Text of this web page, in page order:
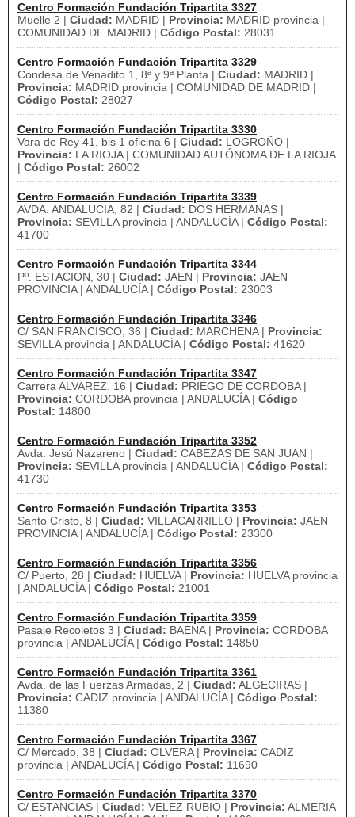
Centro Formación Fundación Tripartita 3327
Muelle 2 | Ciudad: MADRID | Provincia: MADRID provincia |
COMUNIDAD DE MADRID | Código Postal: 28031
Centro Formación Fundación Tripartita 3329
Condesa de Venadito 1, 8ª y 9ª Planta | Ciudad: MADRID |
Provincia: MADRID provincia | COMUNIDAD DE MADRID |
Código Postal: 28027
Centro Formación Fundación Tripartita 3330
Vara de Rey 41, bis 1 oficina 6 | Ciudad: LOGROÑO |
Provincia: LA RIOJA | COMUNIDAD AUTÓNOMA DE LA RIOJA
| Código Postal: 26002
Centro Formación Fundación Tripartita 3339
AVDA. ANDALUCIA, 82 | Ciudad: DOS HERMANAS |
Provincia: SEVILLA provincia | ANDALUCÍA | Código Postal:
41700
Centro Formación Fundación Tripartita 3344
Pº. ESTACION, 30 | Ciudad: JAEN | Provincia: JAEN
PROVINCIA | ANDALUCÍA | Código Postal: 23003
Centro Formación Fundación Tripartita 3346
C/ SAN FRANCISCO, 36 | Ciudad: MARCHENA | Provincia:
SEVILLA provincia | ANDALUCÍA | Código Postal: 41620
Centro Formación Fundación Tripartita 3347
Carrera ALVAREZ, 16 | Ciudad: PRIEGO DE CORDOBA |
Provincia: CORDOBA provincia | ANDALUCÍA | Código
Postal: 14800
Centro Formación Fundación Tripartita 3352
Avda. Jesú Nazareno | Ciudad: CABEZAS DE SAN JUAN |
Provincia: SEVILLA provincia | ANDALUCÍA | Código Postal:
41730
Centro Formación Fundación Tripartita 3353
Santo Cristo, 8 | Ciudad: VILLACARRILLO | Provincia: JAEN
PROVINCIA | ANDALUCÍA | Código Postal: 23300
Centro Formación Fundación Tripartita 3356
C/ Puerto, 28 | Ciudad: HUELVA | Provincia: HUELVA provincia
| ANDALUCÍA | Código Postal: 21001
Centro Formación Fundación Tripartita 3359
Pasaje Recoletos 3 | Ciudad: BAENA | Provincia: CORDOBA
provincia | ANDALUCÍA | Código Postal: 14850
Centro Formación Fundación Tripartita 3361
Avda. de las Fuerzas Armadas, 2 | Ciudad: ALGECIRAS |
Provincia: CADIZ provincia | ANDALUCÍA | Código Postal:
11380
Centro Formación Fundación Tripartita 3367
C/ Mercado, 38 | Ciudad: OLVERA | Provincia: CADIZ
provincia | ANDALUCÍA | Código Postal: 11690
Centro Formación Fundación Tripartita 3370
C/ ESTANCIAS | Ciudad: VELEZ RUBIO | Provincia: ALMERIA